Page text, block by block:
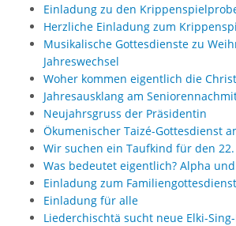
Einladung zu den
Herzliche Einladung zum
Musikalische Gottesdienste zu
Jahreswechsel
Woher kommen eigentlich die
Jahresausklang am
Neujahrsgruss der Präsidentin
Ökumenischer Taizé-Gottesdienst
Wir suchen ein Taufkind für den 22.
Was bedeutet eigentlich? Alpha
Einladung zum Familiengottesdienst
Einladung für alle
Liederchischtä sucht neue Elki-